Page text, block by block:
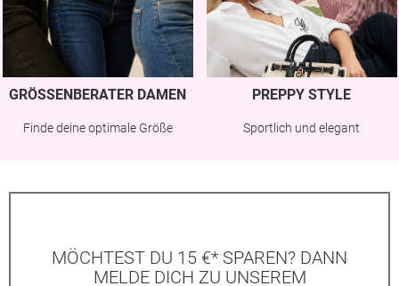
GRÖSSENBERATER DAMEN
Finde deine optimale Größe
PREPPY STYLE
Sportlich und elegant
MÖCHTEST DU 15 €* SPAREN? DANN
MELDE DICH ZU UNSEREM